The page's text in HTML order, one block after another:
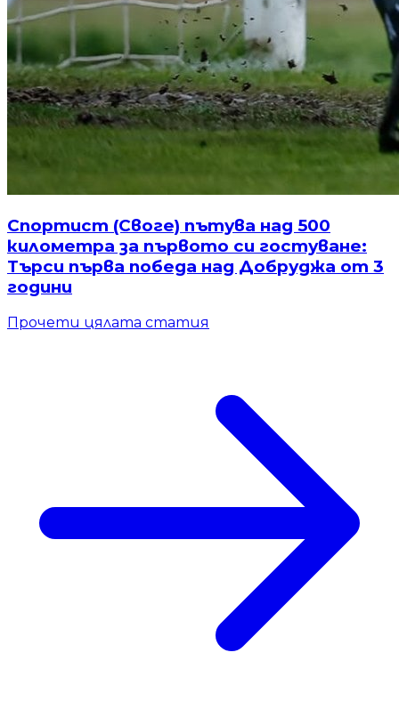
Спортист (Своге) пътува над 500
километра за първото си гостуване:
Търси първа победа над Добруджа от 3
години
Прочети цялата статия